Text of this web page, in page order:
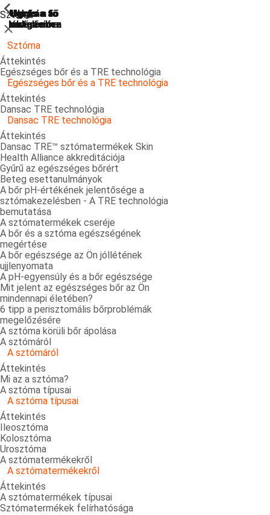
Ugrás a
kereséshez
Ugrás a fő
navigációra
Ugrás a fő
navigációra
Ugrás a fő
tartalomra
Ugrás a
láblécre
Sztóma
ShowPrevious
Bezárás
Sztóma
Áttekintés
Egészséges bőr és a TRE technológia
ShowPrevious
Egészséges bőr és a TRE technológia
Áttekintés
Dansac TRE technológia
ShowPrevious
Dansac TRE technológia
Áttekintés
Dansac TRE™ sztómatermékek Skin
Health Alliance akkreditációja
Gyűrű az egészséges bőrért
Beteg esettanulmányok
A bőr pH-értékének jelentősége a
sztómakezelésben - A TRE technológia
bemutatása
A sztómatermékek cseréje
A bőr és a sztóma egészségének
megértése
A bőr egészsége az Ön jóllétének
ujjlenyomata
A pH-egyensúly és a bőr egészsége
Mit jelent az egészséges bőr az Ön
mindennapi életében?
6 tipp a perisztomális bőrproblémák
megelőzésére
A sztóma körüli bőr ápolása
A sztómáról
ShowPrevious
A sztómáról
Áttekintés
Mi az a sztóma?
A sztóma típusai
ShowPrevious
A sztóma típusai
Áttekintés
Ileosztóma
Kolosztóma
Urosztóma
A sztómatermékekről
ShowPrevious
A sztómatermékekről
Áttekintés
A sztómatermékek típusai
Sztómatermékek felírhatósága
ShowPrevious
ShowPrevious
ShowPrevious
ShowPrevious
ShowPrevious
ShowPrevious
ShowPrevious
ShowPrevious
ShowPrevious
ShowPrevious
ShowPrevious
ShowPrevious
ShowPrevious
ShowPrevious
ShowPrevious